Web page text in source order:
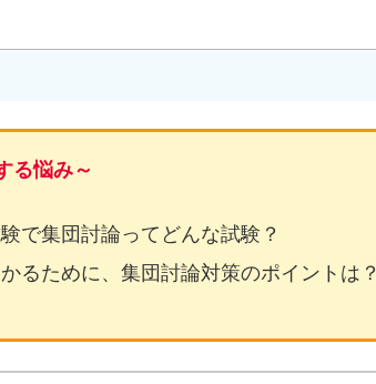
る悩み～
で集団討論ってどんな試験？
るために、集団討論対策のポイントは？